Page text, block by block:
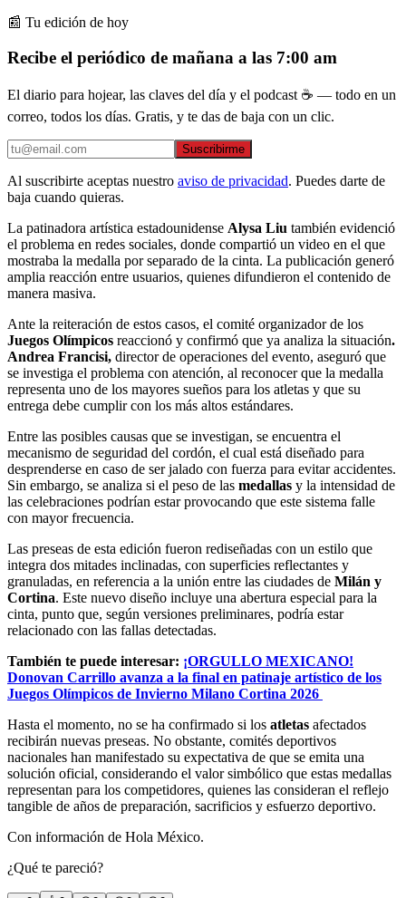
📰 Tu edición de hoy
Recibe el periódico de mañana a las 7:00 am
El diario para hojear, las claves del día y el podcast ☕ — todo en un
correo, todos los días. Gratis, y te das de baja con un clic.
Suscribirme
Al suscribirte aceptas nuestro aviso de privacidad. Puedes darte de
baja cuando quieras.
La patinadora artística estadounidense Alysa Liu también evidenció
el problema en redes sociales, donde compartió un video en el que
mostraba la medalla por separado de la cinta. La publicación generó
amplia reacción entre usuarios, quienes difundieron el contenido de
manera masiva.
Ante la reiteración de estos casos, el comité organizador de los
Juegos Olímpicos reaccionó y confirmó que ya analiza la situación.
Andrea Francisi, director de operaciones del evento, aseguró que
se investiga el problema con atención, al reconocer que la medalla
representa uno de los mayores sueños para los atletas y que su
entrega debe cumplir con los más altos estándares.
Entre las posibles causas que se investigan, se encuentra el
mecanismo de seguridad del cordón, el cual está diseñado para
desprenderse en caso de ser jalado con fuerza para evitar accidentes.
Sin embargo, se analiza si el peso de las medallas y la intensidad de
las celebraciones podrían estar provocando que este sistema falle
con mayor frecuencia.
Las preseas de esta edición fueron rediseñadas con un estilo que
integra dos mitades inclinadas, con superficies reflectantes y
granuladas, en referencia a la unión entre las ciudades de Milán y
Cortina. Este nuevo diseño incluye una abertura especial para la
cinta, punto que, según versiones preliminares, podría estar
relacionado con las fallas detectadas.
También te puede interesar: ¡ORGULLO MEXICANO!
Donovan Carrillo avanza a la final en patinaje artístico de los
Juegos Olímpicos de Invierno Milano Cortina 2026
Hasta el momento, no se ha confirmado si los atletas afectados
recibirán nuevas preseas. No obstante, comités deportivos
nacionales han manifestado su expectativa de que se emita una
solución oficial, considerando el valor simbólico que estas medallas
representan para los competidores, quienes las consideran el reflejo
tangible de años de preparación, sacrificios y esfuerzo deportivo.
Con información de Hola México.
¿Qué te pareció?